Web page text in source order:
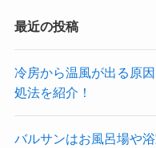
最近の投稿
冷房から温風が出る原
処法を紹介！
バルサンはお風呂場や